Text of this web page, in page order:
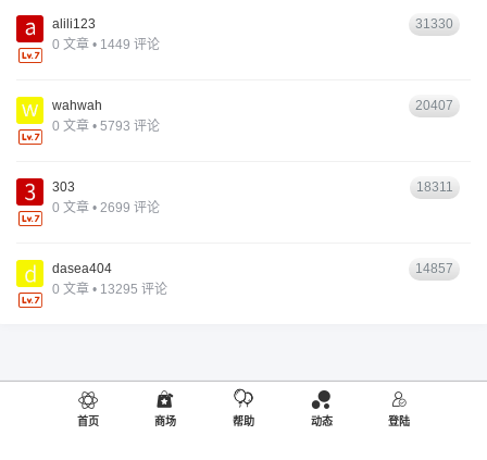
alili123
0 文章 • 1449 评论
31330
wahwah
0 文章 • 5793 评论
20407
303
0 文章 • 2699 评论
18311
dasea404
0 文章 • 13295 评论
14857
首页 商场 帮助 动态 登陆